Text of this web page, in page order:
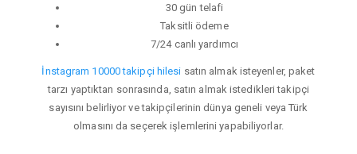
30 gün telafi
Taksitli ödeme
7/24 canlı yardımcı
İnstagram 10000 takipçi hilesi satın almak isteyenler, paket
tarzı yaptıktan sonrasında, satın almak istedikleri takipçi
sayısını belirliyor ve takipçilerinin dünya geneli veya Türk
olmasını da seçerek işlemlerini yapabiliyorlar.